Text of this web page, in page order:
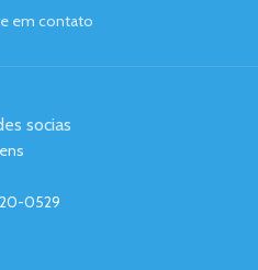
em contato
socias
0529